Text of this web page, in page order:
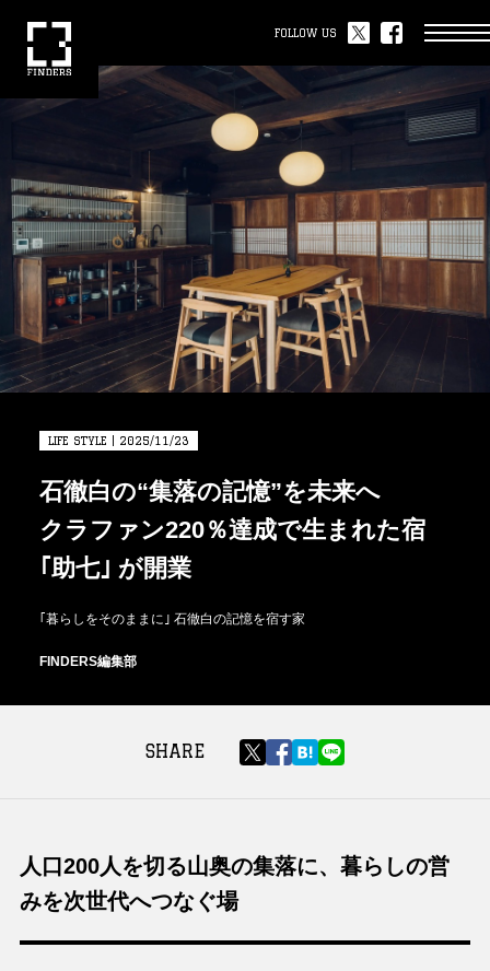
FOLLOW US
LIFE STYLE | 2025/11/23
石徹白の“集落の記憶”を未来へ
クラファン220％達成で生まれた宿
｢助七｣ が開業
｢暮らしをそのままに｣ 石徹白の記憶を宿す家
FINDERS編集部
SHARE
人口200人を切る山奥の集落に、暮らしの営
みを次世代へつなぐ場